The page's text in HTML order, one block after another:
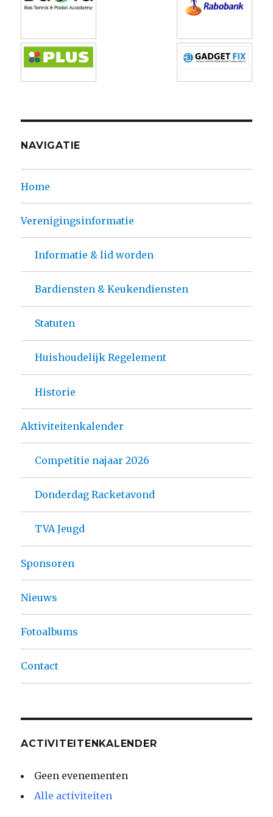
NAVIGATIE
Home
Verenigingsinformatie
Informatie & lid worden
Bardiensten & Keukendiensten
Statuten
Huishoudelijk Regelement
Historie
Aktiviteitenkalender
Competitie najaar 2026
Donderdag Racketavond
TVA Jeugd
Sponsoren
Nieuws
Fotoalbums
Contact
ACTIVITEITENKALENDER
Geen evenementen
Alle activiteiten